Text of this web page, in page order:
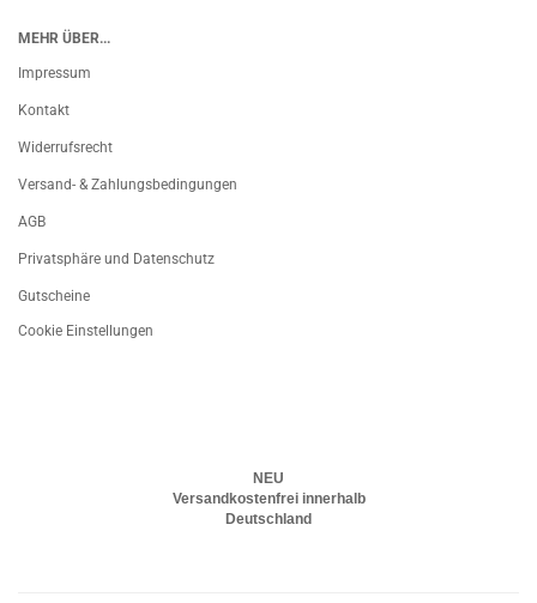
MEHR ÜBER...
Impressum
Kontakt
Widerrufsrecht
Versand- & Zahlungsbedingungen
AGB
Privatsphäre und Datenschutz
Gutscheine
Cookie Einstellungen
NEU
Versandkostenfrei innerhalb
Deutschland